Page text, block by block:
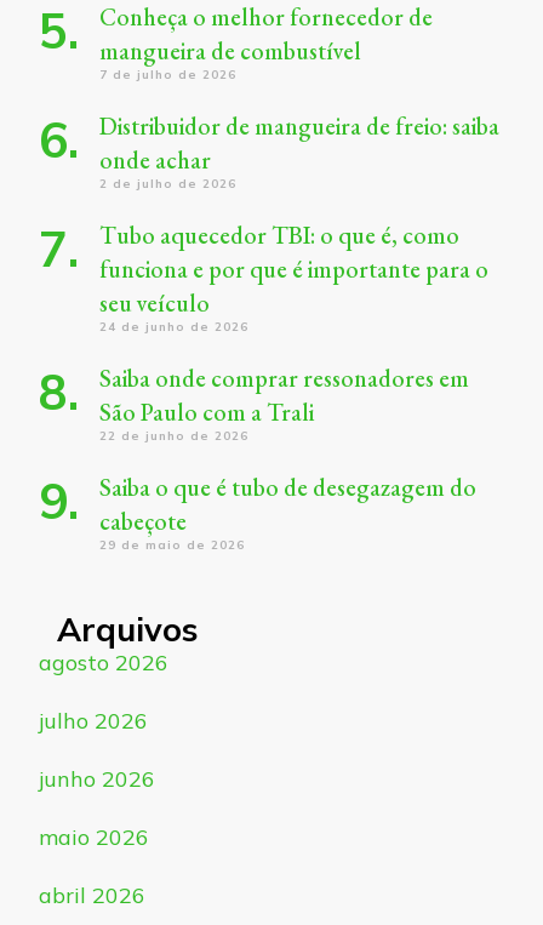
Conheça o melhor fornecedor de
mangueira de combustível
7 de julho de 2026
Distribuidor de mangueira de freio: saiba
onde achar
2 de julho de 2026
Tubo aquecedor TBI: o que é, como
funciona e por que é importante para o
seu veículo
24 de junho de 2026
Saiba onde comprar ressonadores em
São Paulo com a Trali
22 de junho de 2026
Saiba o que é tubo de desegazagem do
cabeçote
29 de maio de 2026
Arquivos
agosto 2026
julho 2026
junho 2026
maio 2026
abril 2026